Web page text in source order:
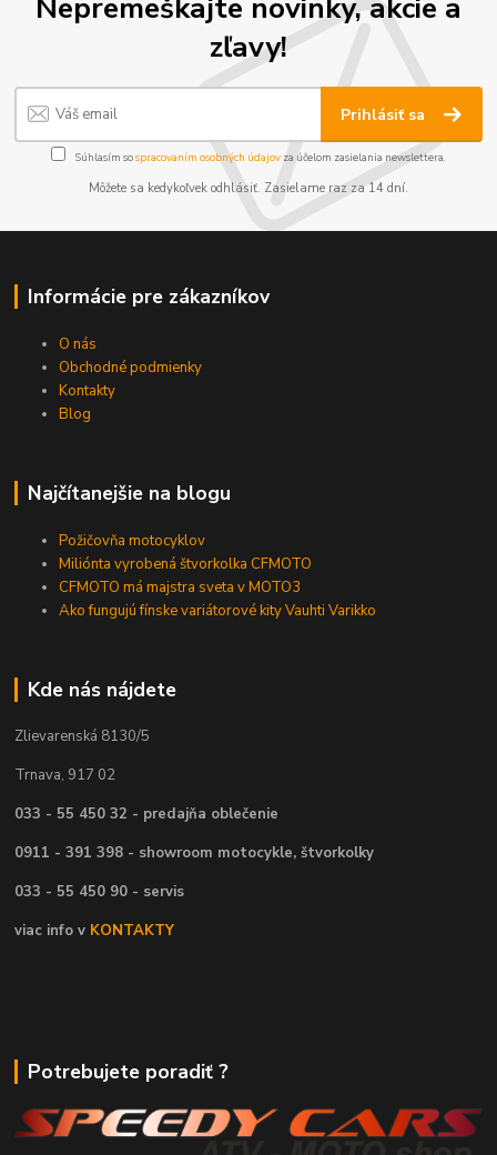
zľavy!
Prihlásiť sa
Súhlasím sospracovaním osobných údajov za účelom zasielania newslettera.
Môžete sa kedykoľvek odhlásiť. Zasielame raz za 14 dní.
Informácie pre zákazníkov
O nás
Obchodné podmienky
Kontakty
Blog
Najčítanejšie na blogu
Požičovňa motocyklov
Miliónta vyrobená štvorkolka CFMOTO
CFMOTO má majstra sveta v MOTO3
Ako fungujú fínske variátorové kity Vauhti Varikko
Kde nás nájdete
Zlievarenská 8130/5
Trnava, 917 02
033 - 55 450 32 - predajňa oblečenie
0911 - 391 398 - showroom motocykle, štvorkolky
033 - 55 450 90 - servis
viac info v KONTAKTY
Potrebujete poradiť ?